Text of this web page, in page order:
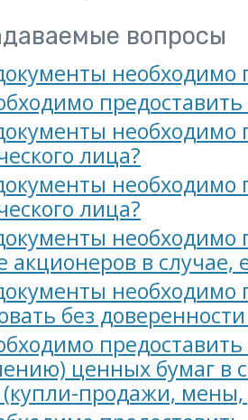
вопросы
необходимо
необходимо
лица?
необходимо
лица?
необходимо
акционеров в
без
ценных бумаг в
(купли-продажи, мены,